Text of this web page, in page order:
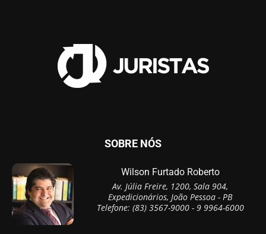
SOBRE NÓS
Wilson Furtado Roberto
Av. Júlia Freire, 1200, Sala 904,
Expedicionários, João Pessoa - PB
Telefone: (83) 3567-9000 - 9 9964-6000